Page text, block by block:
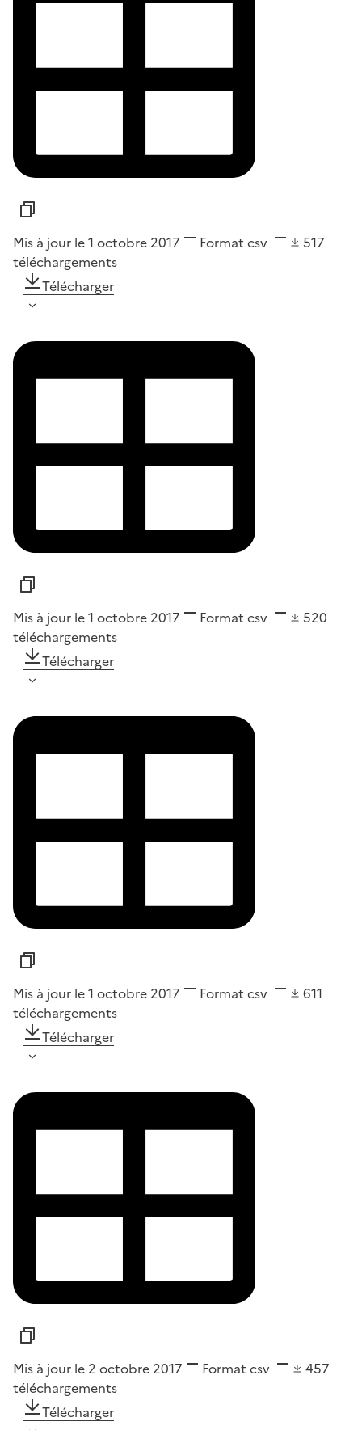
Mis à jour le 1 octobre 2017 Format csv
517
téléchargements
Télécharger
Mis à jour le 1 octobre 2017 Format csv
520
téléchargements
Télécharger
Mis à jour le 1 octobre 2017 Format csv
611
téléchargements
Télécharger
Mis à jour le 2 octobre 2017 Format csv
457
téléchargements
Télécharger